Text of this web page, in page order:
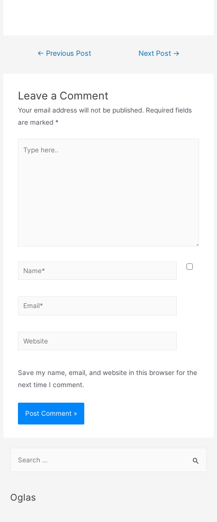
Post← Previous Post Next Post →
Leave a Comment
Your email address will not be published. Required fields
are marked *
here..
Name*
Email*
Website
Save my name, email, and website in this browser for the
next time I comment.
r
Oglas